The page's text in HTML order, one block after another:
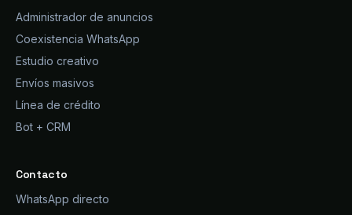
Administrador de anuncios
Coexistencia WhatsApp
Estudio creativo
Envíos masivos
Línea de crédito
Bot + CRM
Contacto
WhatsApp directo